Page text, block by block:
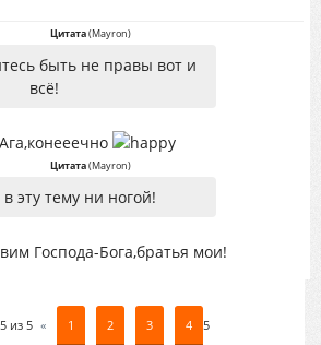
Цитата(Mayron)
быть не правы вот и
всё!
Ага,конееечно
Цитата(Mayron)
эту тему ни ногой!
Господа-Бога,братья мои!
5 из 5 « 1 2 3 4 5